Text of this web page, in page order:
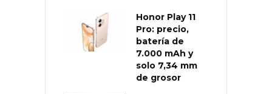
Honor Play 11
Pro: precio,
batería de
7.000 mAh y
solo 7,34 mm
de grosor